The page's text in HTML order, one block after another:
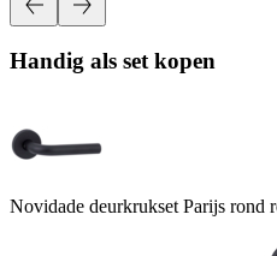
Handig als set kopen
Novidade deurkrukset Parijs rond